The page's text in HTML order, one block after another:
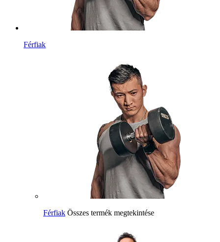
Férfiak
Férfiak Összes termék megtekintése